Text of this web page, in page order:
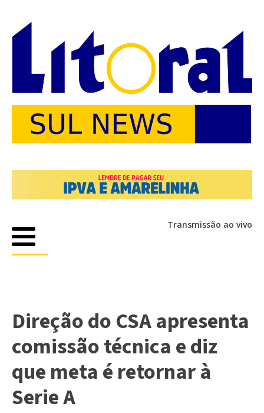
Transmissão ao vivo
Direção do CSA apresenta
comissão técnica e diz
que meta é retornar à
Serie A